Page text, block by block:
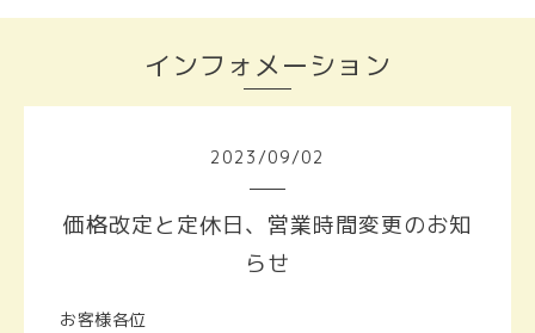
インフォメーション
2023 /09/02
価格改定と定休日、営業時間変更のお知
らせ
お客様各位